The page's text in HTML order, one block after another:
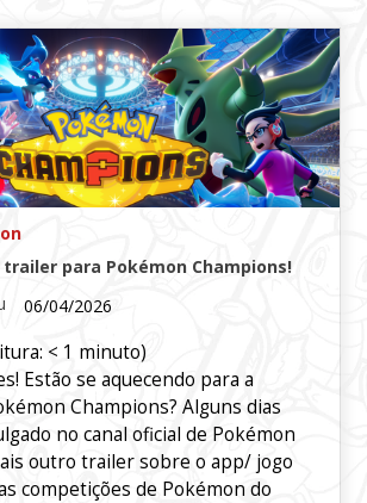
para Pokémon Champions!
06/04/2026
< 1 minuto)
Estão se aquecendo para a
Champions? Alguns dias
no canal oficial de Pokémon
outro trailer sobre o app/ jogo
competições de Pokémon do